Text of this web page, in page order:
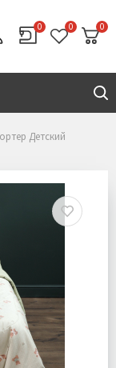
0 0 0
32-45
Детский